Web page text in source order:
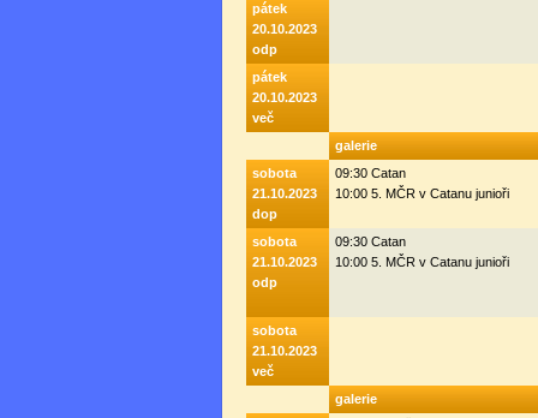
pátek
20.10.2023
odp
pátek
20.10.2023
več
galerie
sobota
21.10.2023
dop
09:30 Catan
10:00 5. MČR v Catanu junioři
sobota
21.10.2023
odp
09:30 Catan
10:00 5. MČR v Catanu junioři
sobota
21.10.2023
več
galerie